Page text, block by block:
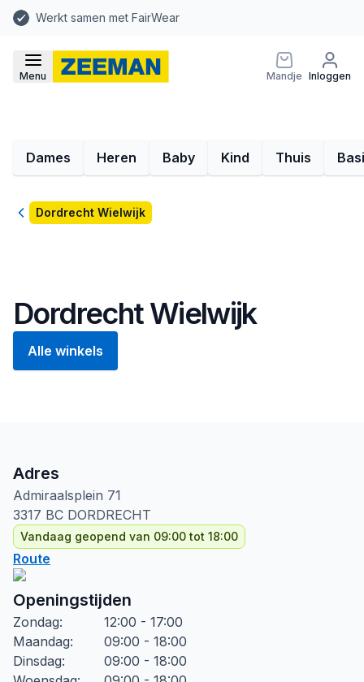
Werkt samen met FairWear
Menu Mandje Inloggen
Dames Heren Baby Kind Thuis
TerugDordrecht Wielwijk
Dordrecht Wielwijk
Alle winkels
Adres
Admiraalsplein 71
3317 BC DORDRECHT
Vandaag geopend van 09:00 tot 18:00
Route
Openingstijden
Zondag:
12:00 - 17:00
Maandag:
09:00 - 18:00
Dinsdag:
09:00 - 18:00